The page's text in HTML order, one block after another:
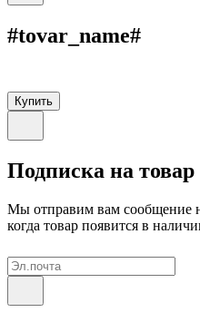
#tovar_name#
Купить
Подписка на товар
Мы отправим вам сообщение
когда товар появится в